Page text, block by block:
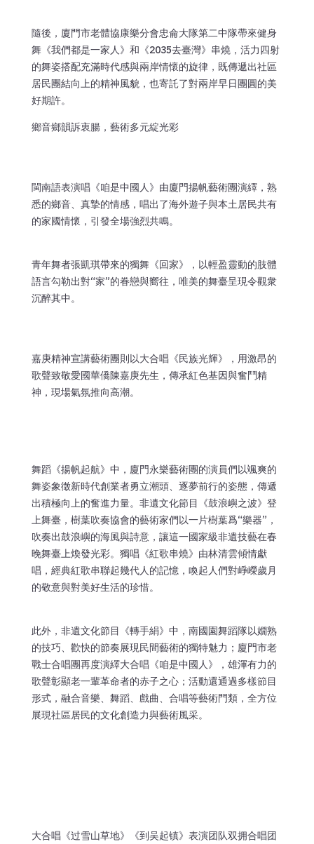
隨後，廈門市老體協康樂分會忠侖大隊第二中隊帶來健身
舞《我們都是一家人》和《2035去臺灣》串燒，活力四射
的舞姿搭配充滿時代感與兩岸情懷的旋律，既傳遞出社區
居民團結向上的精神風貌，也寄託了對兩岸早日團圓的美
好期許。
鄉音鄉韻訴衷腸，藝術多元綻光彩
閩南語表演唱《咱是中國人》由廈門揚帆藝術團演繹，熟
悉的鄉音、真摯的情感，唱出了海外遊子與本土居民共有
的家國情懷，引發全場強烈共鳴。
青年舞者張凱琪帶來的獨舞《回家》，以輕盈靈動的肢體
語言勾勒出對“家”的眷戀與嚮往，唯美的舞臺呈現令觀衆
沉醉其中。
嘉庚精神宣講藝術團則以大合唱《民族光輝》，用激昂的
歌聲致敬愛國華僑陳嘉庚先生，傳承紅色基因與奮鬥精
神，現場氣氛推向高潮。
舞蹈《揚帆起航》中，廈門永樂藝術團的演員們以颯爽的
舞姿象徵新時代創業者勇立潮頭、逐夢前行的姿態，傳遞
出積極向上的奮進力量。非遺文化節目《鼓浪嶼之波》登
上舞臺，樹葉吹奏協會的藝術家們以一片樹葉爲“樂器”，
吹奏出鼓浪嶼的海風與詩意，讓這一國家級非遺技藝在春
晚舞臺上煥發光彩。獨唱《紅歌串燒》由林清雲傾情獻
唱，經典紅歌串聯起幾代人的記憶，喚起人們對崢嶸歲月
的敬意與對美好生活的珍惜。
此外，非遺文化節目《轉手絹》中，南國園舞蹈隊以嫺熟
的技巧、歡快的節奏展現民間藝術的獨特魅力；廈門市老
戰士合唱團再度演繹大合唱《咱是中國人》，雄渾有力的
歌聲彰顯老一輩革命者的赤子之心；活動還通過多樣節目
形式，融合音樂、舞蹈、戲曲、合唱等藝術門類，全方位
展現社區居民的文化創造力與藝術風采。
大合唱《过雪山草地》《到吴起镇》表演团队双拥合唱团